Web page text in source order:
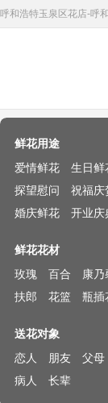
呼和浩特玉泉区花店-呼
鲜花用途
爱情鲜花
生日鲜
探望慰问
祝福庆
婚庆鲜花
开业庆
鲜花花材
玫瑰
百合 康乃
扶郎
花篮 瓶插
送花对象
恋人
朋友 父母
病人
长辈